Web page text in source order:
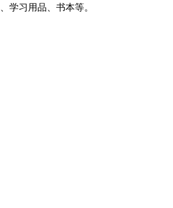
学习用品、书本等。